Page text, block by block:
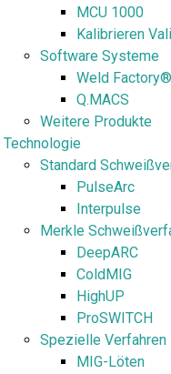
MCU 1000
Kalibrieren
Software Systeme
Weld Factory®
Q.MACS
Weitere Produkte
Technologie
Standard
PulseArc
Interpulse
Merkle
DeepARC
ColdMIG
HighUP
ProSWITCH
Spezielle Verfahren
MIG-Löten